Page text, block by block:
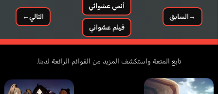
→السابق
أنمي عشوائي
فيلم عشوائي
التالي←
تابع المتعة واستكشف المزيد من القوائم الرائعة لدينا.